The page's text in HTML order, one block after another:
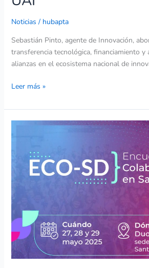
Noticias / hubapta
Sebastián Pinto, agente de Innovación,
transferencia tecnológica, financiamiento y
alianzas en el ecosistema nacional de
Leer más »
en
de
Colaboración
en
Salud
Digital